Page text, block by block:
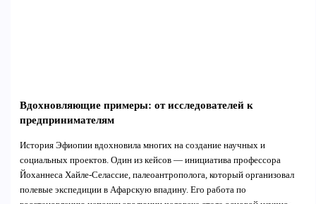
Вдохновляющие примеры: от исследователей к
предпринимателям
История Эфиопии вдохновила многих на создание научных и
социальных проектов. Один из кейсов — инициатива профессора
Йоханнеса Хайле-Селассие, палеоантрополога, который организовал
полевые экспедиции в Афарскую впадину. Его работа по